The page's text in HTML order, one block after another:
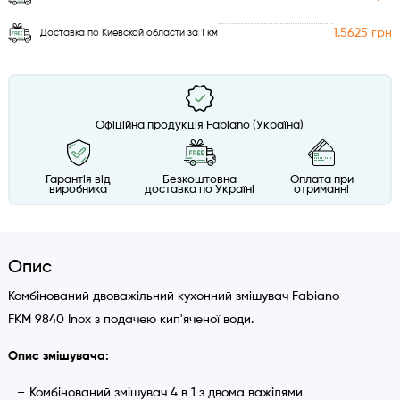
Доставка по Киевской области за 1 км 1.5625 грн
Офіційна продукція Fabiano (Україна)
Гарантія від
виробника
Безкоштовна
доставка по Україні
Оплата при
отриманні
Опис
Комбінований двоважільний кухонний змішувач Fabiano
FKM 9840 Inox з подачею кип'яченої води.
Опис змішувача:
Комбінований змішувач 4 в 1 з двома важілями